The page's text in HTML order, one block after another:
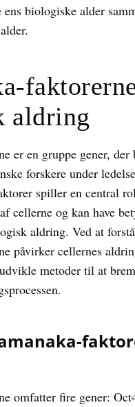
biologiske alder
aldring
er en gruppe gener, der
forskere under
spiller en central
cellerne og kan have
aldring. Ved at
påvirker cellernes
metoder til at
omfatter fire gener: